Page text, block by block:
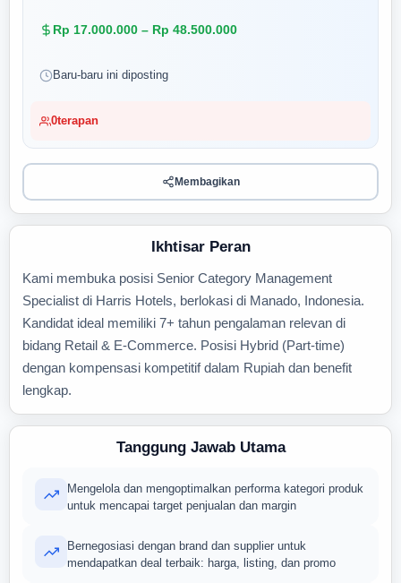
Rp 17.000.000 – Rp 48.500.000
Baru-baru ini diposting
0terapan
Membagikan
Ikhtisar Peran
Kami membuka posisi Senior Category Management
Specialist di Harris Hotels, berlokasi di Manado, Indonesia.
Kandidat ideal memiliki 7+ tahun pengalaman relevan di
bidang Retail & E-Commerce. Posisi Hybrid (Part-time)
dengan kompensasi kompetitif dalam Rupiah dan benefit
lengkap.
Tanggung Jawab Utama
Mengelola dan mengoptimalkan performa kategori produk
untuk mencapai target penjualan dan margin
Bernegosiasi dengan brand dan supplier untuk
mendapatkan deal terbaik: harga, listing, dan promo